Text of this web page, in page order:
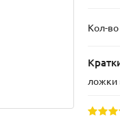
Кол-во
ложки